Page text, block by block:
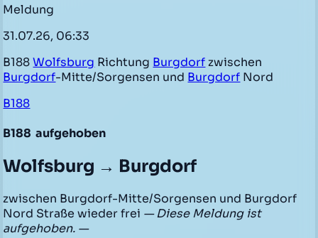
Meldung
31.07.26, 06:33
B188Wolfsburg Richtung Burgdorf zwischen
Burgdorf-Mitte/Sorgensen und Burgdorf Nord
B188
B188 aufgehoben
Wolfsburg → Burgdorf
zwischen Burgdorf-Mitte/Sorgensen und Burgdorf
Nord Straße wieder frei — Diese Meldung ist
aufgehoben. —